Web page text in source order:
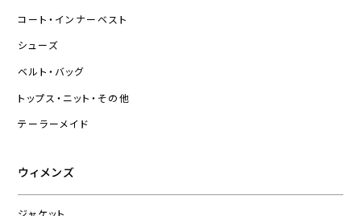
コート・インナーベスト
シューズ
ベルト・バッグ
トップス・ニット・その他
テーラーメイド
ウィメンズ